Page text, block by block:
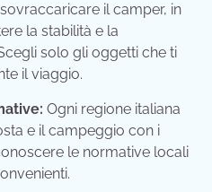
il camper, in
la stabilità e la
solo gli oggetti che ti
il viaggio.
Ogni regione italiana
e il campeggio con i
le normative locali